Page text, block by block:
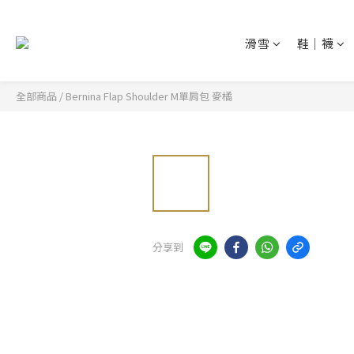
滑雪 鞋│襪
全部商品 / Bernina Flap Shoulder M單肩包 麥橘
分享到